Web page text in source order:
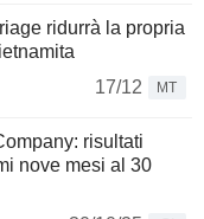
ridurrà la propria
17/12
MT
risultati
nove mesi al 30